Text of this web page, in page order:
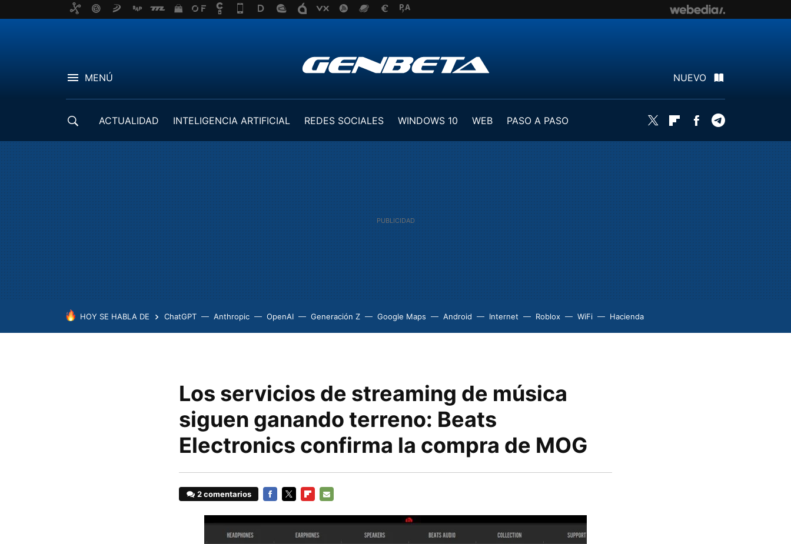
MENÚ NUEVO
ACTUALIDAD INTELIGENCIA ARTIFICIAL REDES SOCIALES WINDOWS 10 WEB
PASO A PASO
Twitter FlipboardFacebook
HOY SE HABLA DE ChatGPT Anthropic OpenAI Generación Z Google Maps Android Internet Roblox WiFi Hacienda
Los servicios de streaming de música
siguen ganando terreno: Beats
Electronics confirma la compra de MOG
2 comentarios
MAIL